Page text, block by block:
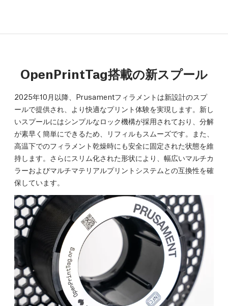
OpenPrintTag搭載の新スプール
2025年10月以降、Prusamentフィラメントは新設計のスプ
ールで提供され、より快適なプリント体験を実現します。新し
いスプールにはシンプルなロック機構が採用されており、分解
が素早く簡単にできるため、リフィルもスムーズです。また、
高温下でのフィラメント乾燥時にも安全に固定された状態を維
持します。さらにスリム化された形状により、幅広いマルチカ
ラーおよびマルチマテリアルプリントシステムとの互換性を確
保しています。